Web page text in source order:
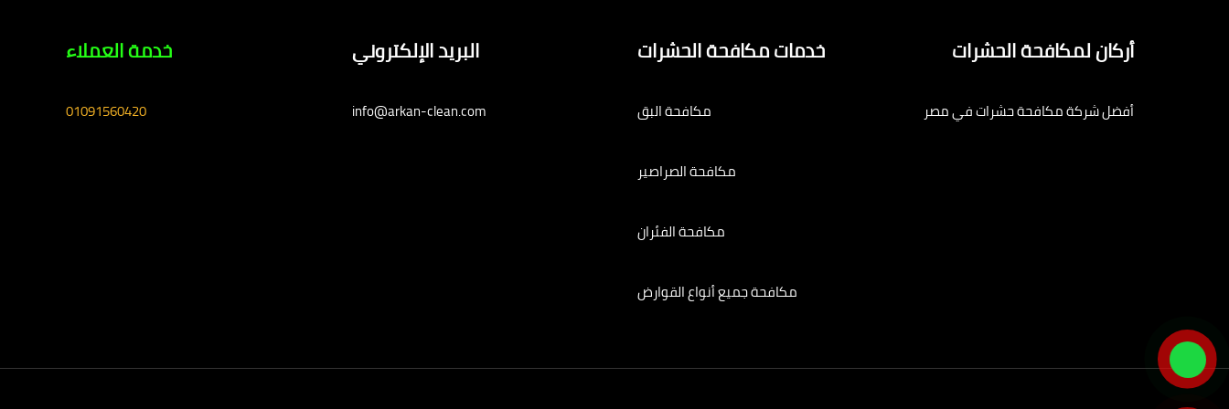
أركان لمكافحة الحشرات
أفضل شركة مكافحة حشرات في مصر
خدمات مكافحة الحشرات
مكافحة البق
مكافحة الصراصير
مكافحة الفئران
مكافحة جميع أنواع القوارض
البريد الإلكتروني
info@arkan-clean.com
خدمة العملاء
01091560420